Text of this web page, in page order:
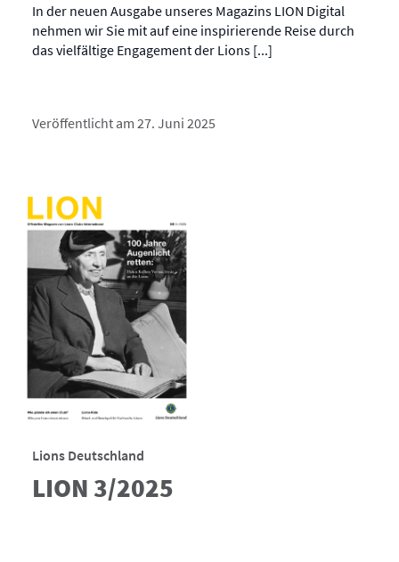
In der neuen Ausgabe unseres Magazins LION Digital
nehmen wir Sie mit auf eine inspirierende Reise durch
das vielfältige Engagement der Lions [...]
Veröffentlicht am 27. Juni 2025
Lions Deutschland
LION 3/2025